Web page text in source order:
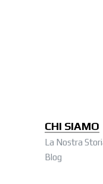
CHI SIAMO
La Nostra
Blog